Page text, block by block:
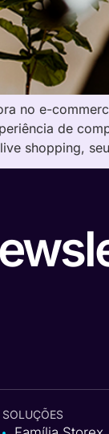
no e-
de
shopping,
SOLUÇÕES